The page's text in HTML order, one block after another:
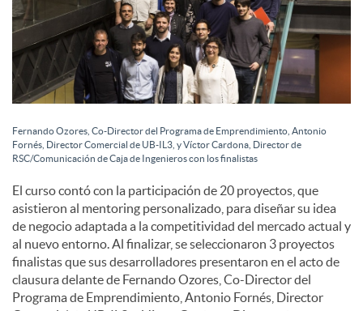
s
Fernando Ozores, Co-Director del Programa de Emprendimiento, Antonio
Fornés, Director Comercial de UB-IL3, y Víctor Cardona, Director de
RSC/Comunicación de Caja de Ingenieros con los finalistas
El curso contó con la participación de 20 proyectos, que
asistieron al mentoring personalizado, para diseñar su idea
de negocio adaptada a la competitividad del mercado actual y
al nuevo entorno. Al finalizar, se seleccionaron 3 proyectos
finalistas que sus desarrolladores presentaron en el acto de
clausura delante de Fernando Ozores, Co-Director del
Programa de Emprendimiento, Antonio Fornés, Director